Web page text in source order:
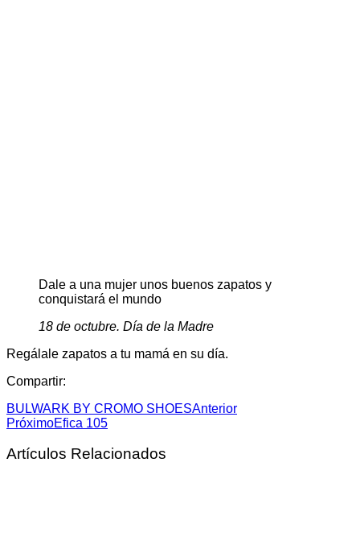
Dale a una mujer unos buenos zapatos y
conquistará el mundo
18 de octubre. Día de la Madre
Regálale zapatos a tu mamá en su día.
Compartir:
BULWARK BY CROMO SHOESAnterior
PróximoEfica 105
Artículos Relacionados